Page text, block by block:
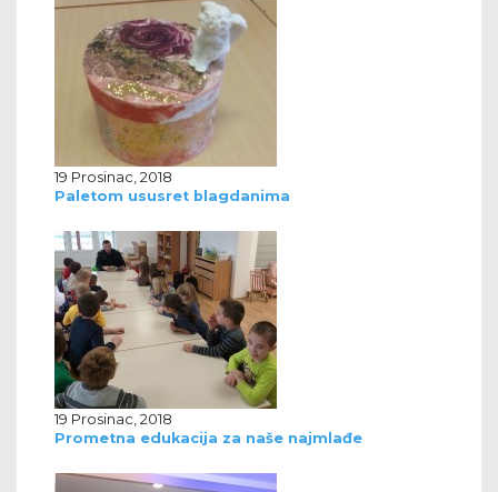
19 Prosinac, 2018
Paletom ususret blagdanima
19 Prosinac, 2018
Prometna edukacija za naše najmlađe